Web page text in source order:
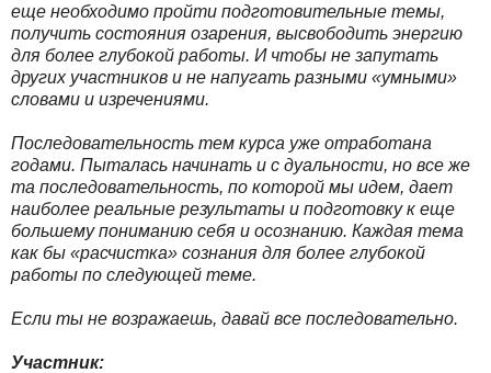
еще необходимо пройти подготовительные темы,
получить состояния озарения, высвободить энергию
для более глубокой работы. И чтобы не запутать
других участников и не напугать разными «умными»
словами и изречениями.
Последовательность тем курса уже отработана
годами. Пыталась начинать и с дуальности, но все же
та последовательность, по которой мы идем, дает
наиболее реальные результаты и подготовку к еще
большему пониманию себя и осознанию. Каждая тема
как бы «расчистка» сознания для более глубокой
работы по следующей теме.
Если ты не возражаешь, давай все последовательно.
Участник: